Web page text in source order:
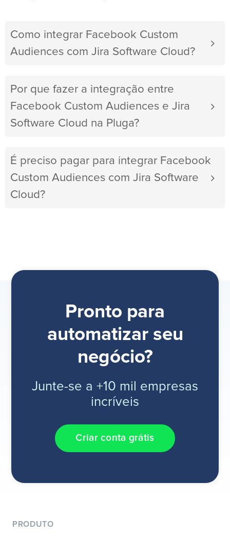
Como integrar Facebook Custom
Audiences com Jira Software Cloud?
Por que fazer a integração entre
Facebook Custom Audiences e Jira
Software Cloud na Pluga?
É preciso pagar para integrar Facebook
Custom Audiences com Jira Software
Cloud?
Pronto para
automatizar seu
negócio?
Junte-se a +10 mil empresas
incríveis
Criar conta grátis
PRODUTO